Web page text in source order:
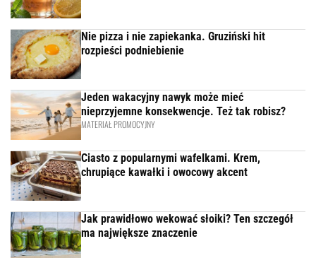
Nie pizza i nie zapiekanka. Gruziński hit
rozpieści podniebienie
Jeden wakacyjny nawyk może mieć
nieprzyjemne konsekwencje. Też tak robisz?
MATERIAŁ PROMOCYJNY
Ciasto z popularnymi wafelkami. Krem,
chrupiące kawałki i owocowy akcent
Jak prawidłowo wekować słoiki? Ten szczegół
ma największe znaczenie